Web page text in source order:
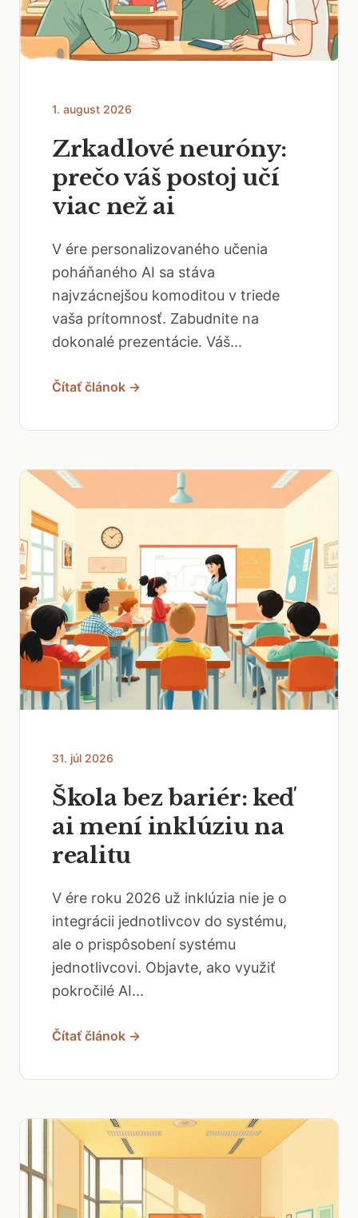
1. august 2026
Zrkadlové neuróny:
prečo váš postoj učí
viac než ai
V ére personalizovaného učenia
poháňaného AI sa stáva
najvzácnejšou komoditou v triede
vaša prítomnosť. Zabudnite na
dokonalé prezentácie. Váš...
Čítať článok →
31. júl 2026
Škola bez bariér: keď
ai mení inklúziu na
realitu
V ére roku 2026 už inklúzia nie je o
integrácii jednotlivcov do systému,
ale o prispôsobení systému
jednotlivcovi. Objavte, ako využiť
pokročilé AI...
Čítať článok →